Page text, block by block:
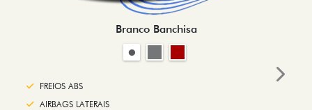
Branco Banchisa
FREIOS ABS
AIRBAGS LATERAIS
Next